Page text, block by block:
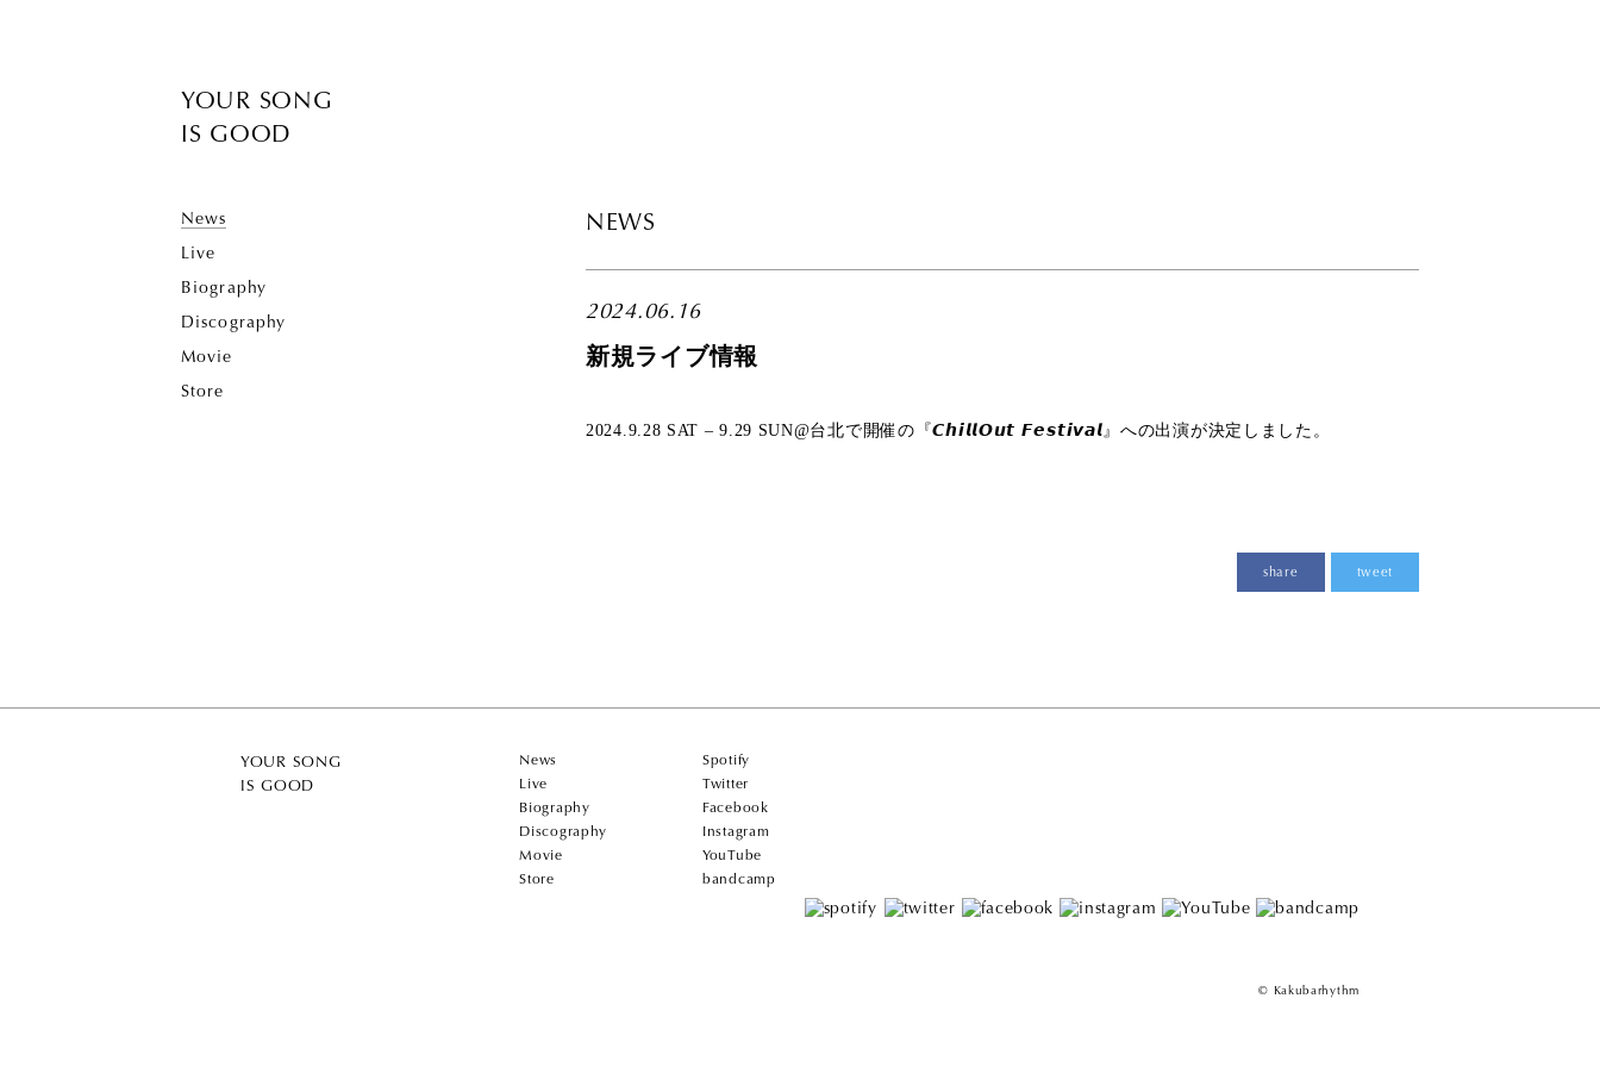
YOUR SONG
IS GOOD
News
Live
Biography
Discography
Movie
Store
NEWS
2024.06.16
新規ライブ情報
2024.9.28 SAT – 9.29 SUN@台北で開催の『𝘾𝙝𝙞𝙡𝙡𝙊𝙪𝙩 𝙁𝙚𝙨𝙩𝙞𝙫𝙖𝙡』への出演が決定しました。
tweet
share
YOUR SONG
IS GOOD
News
Live
Biography
Discography
Movie
Store
Spotify
Twitter
Facebook
Instagram
YouTube
bandcamp
© Kakubarhythm